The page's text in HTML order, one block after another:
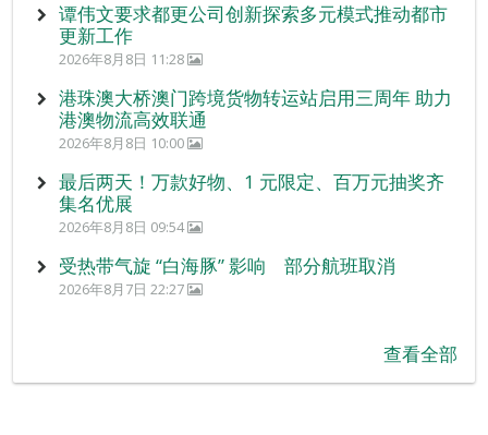
谭伟文要求都更公司创新探索多元模式推动都市
更新工作
2026年8月8日 11:28
港珠澳大桥澳门跨境货物转运站启用三周年 助力
港澳物流高效联通
2026年8月8日 10:00
最后两天！万款好物、1 元限定、百万元抽奖齐
集名优展
2026年8月8日 09:54
受热带气旋 “白海豚” 影响 部分航班取消
2026年8月7日 22:27
查看全部